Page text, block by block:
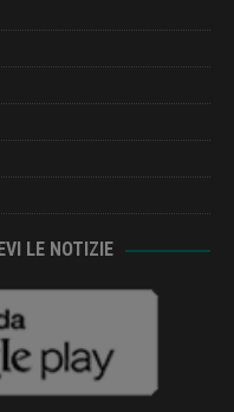
LE NOTIZIE